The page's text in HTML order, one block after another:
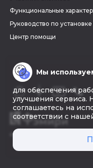
Функциональные
Руководство по
Центр помощи
© 2026 «Фэмири»
Мы
для обеспечения
улучшения сервиса.
соглашаетесь на
соответствии с